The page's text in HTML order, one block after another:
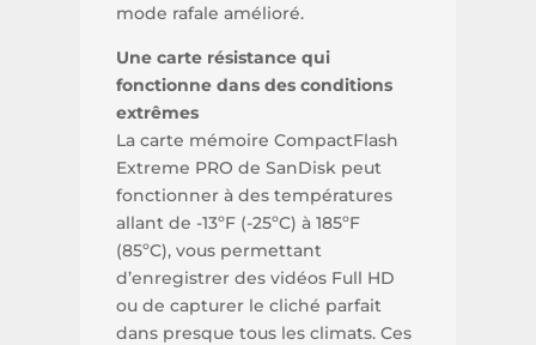
mode rafale amélioré.
Une carte résistance qui
fonctionne dans des conditions
extrêmes
La carte mémoire CompactFlash
Extreme PRO de SanDisk peut
fonctionner à des températures
allant de -13ºF (-25ºC) à 185ºF
(85ºC), vous permettant
d’enregistrer des vidéos Full HD
ou de capturer le cliché parfait
dans presque tous les climats. Ces